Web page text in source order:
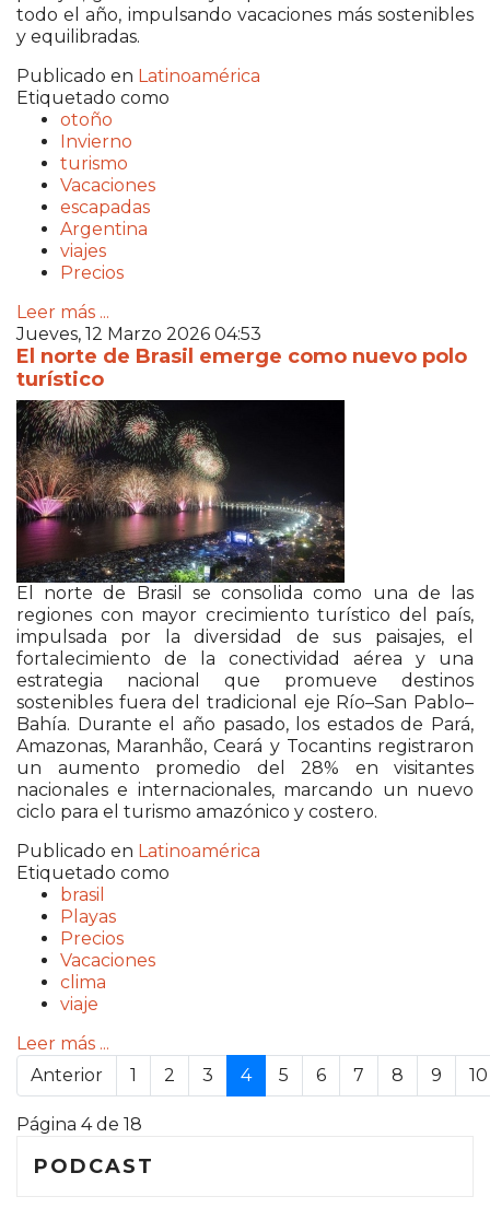
todo el año, impulsando vacaciones más sostenibles
y equilibradas.
Publicado en Latinoamérica
Etiquetado como
otoño
Invierno
turismo
Vacaciones
escapadas
Argentina
viajes
Precios
Leer más ...
Jueves, 12 Marzo 2026 04:53
El norte de Brasil emerge como nuevo polo
turístico
El norte de Brasil se consolida como una de las
regiones con mayor crecimiento turístico del país,
impulsada por la diversidad de sus paisajes, el
fortalecimiento de la conectividad aérea y una
estrategia nacional que promueve destinos
sostenibles fuera del tradicional eje Río–San Pablo–
Bahía. Durante el año pasado, los estados de Pará,
Amazonas, Maranhão, Ceará y Tocantins registraron
un aumento promedio del 28% en visitantes
nacionales e internacionales, marcando un nuevo
ciclo para el turismo amazónico y costero.
Publicado en Latinoamérica
Etiquetado como
brasil
Playas
Precios
Vacaciones
clima
viaje
Leer más ...
Anterior
1 2 3 4 5 6 7 8 9 10
Página 4 de 18
PODCAST